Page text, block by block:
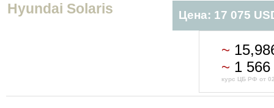
Hyundai Solaris Цена: 17 075
~
~ 1
курс ЦБ РФ от